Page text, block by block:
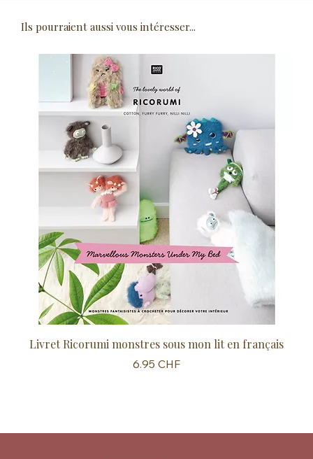
Ils pourraient aussi vous intéresser...
Livret Ricorumi monstres sous mon lit en français
Prix
6.95 CHF